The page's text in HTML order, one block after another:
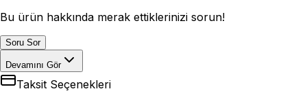
Bu ürün hakkında merak ettiklerinizi sorun!
Soru Sor
Devamını Gör
Taksit Seçenekleri